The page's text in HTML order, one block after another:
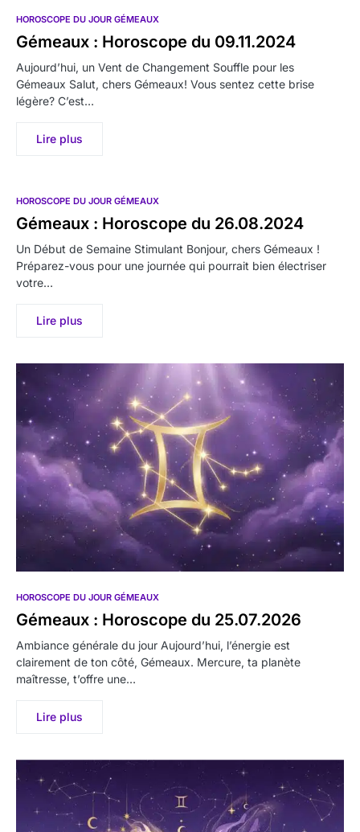
HOROSCOPE DU JOUR GÉMEAUX
Gémeaux : Horoscope du 09.11.2024
Aujourd’hui, un Vent de Changement Souffle pour les
Gémeaux Salut, chers Gémeaux! Vous sentez cette brise
légère? C’est…
Lire plus
HOROSCOPE DU JOUR GÉMEAUX
Gémeaux : Horoscope du 26.08.2024
Un Début de Semaine Stimulant Bonjour, chers Gémeaux !
Préparez-vous pour une journée qui pourrait bien électriser
votre…
Lire plus
HOROSCOPE DU JOUR GÉMEAUX
Gémeaux : Horoscope du 25.07.2026
Ambiance générale du jour Aujourd’hui, l’énergie est
clairement de ton côté, Gémeaux. Mercure, ta planète
maîtresse, t’offre une…
Lire plus